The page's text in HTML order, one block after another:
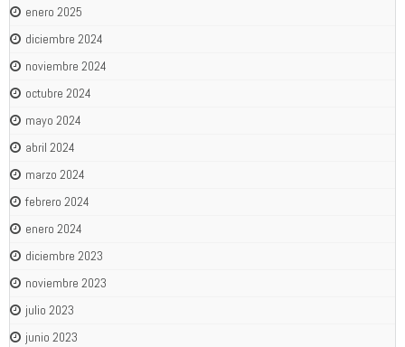
enero 2025
diciembre 2024
noviembre 2024
octubre 2024
mayo 2024
abril 2024
marzo 2024
febrero 2024
enero 2024
diciembre 2023
noviembre 2023
julio 2023
junio 2023